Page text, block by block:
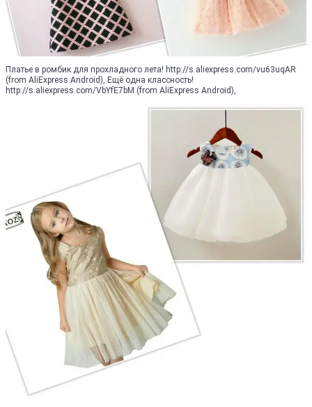
Платье в ромбик для прохладного лета! http://s.aliexpress.com/vu63uqAR
(from AliExpress Android), Ещё одна классность!
http://s.aliexpress.com/VbYfE7bM (from AliExpress Android),